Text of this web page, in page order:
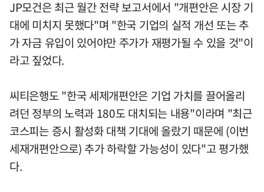
JP모건은 최근 월간 전략 보고서에서 "개편안은 시장 기
대에 미치지 못했다"며 "한국 기업의 실적 개선 또는 추
가 자금 유입이 있어야만 주가가 재평가될 수 있을 것"이
라고 짚었다.
씨티은행도 "한국 세제개편안은 기업 가치를 끌어올리
려던 정부의 노력과 180도 대치되는 내용"이라며 "최근
코스피는 증시 활성화 대책 기대에 올랐기 때문에 (이번
세재개편안으로) 추가 하락할 가능성이 있다"고 평가했
다.